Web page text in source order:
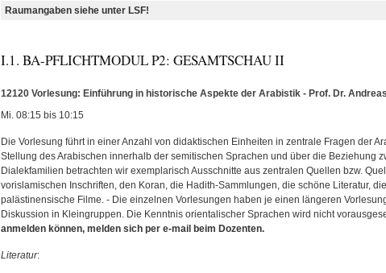
Raumangaben siehe unter LSF!
I.1. BA-PFLICHTMODUL P2: GESAMTSCHAU II
12120 Vorlesung: Einführung in historische Aspekte der Arabistik - Prof. Dr.
Mi. 08:15 bis 10:15
Die Vorlesung führt in einer Anzahl von didaktischen Einheiten in zentrale Fragen der
Stellung des Arabischen innerhalb der semitischen Sprachen und über die Beziehung
Dialekfamilien betrachten wir exemplarisch Ausschnitte aus zentralen Quellen bzw.
vorislamischen Inschriften, den Koran, die Hadith-Sammlungen, die schöne Literatur,
palästinensische Filme. - Die einzelnen Vorlesungen haben je einen längeren
Diskussion in Kleingruppen. Die Kenntnis orientalischer Sprachen wird nicht
anmelden können, melden sich per e-mail beim Dozenten.
Literatur: